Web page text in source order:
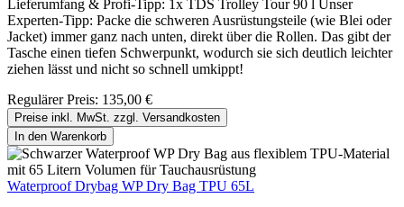
Lieferumfang & Profi-Tipp: 1x TDS Trolley Tour 90 l Unser
Experten-Tipp: Packe die schweren Ausrüstungsteile (wie Blei oder
Jacket) immer ganz nach unten, direkt über die Rollen. Das gibt der
Tasche einen tiefen Schwerpunkt, wodurch sie sich deutlich leichter
ziehen lässt und nicht so schnell umkippt!
Regulärer Preis: 135,00 €
Preise inkl. MwSt. zzgl. Versandkosten
In den Warenkorb
Waterproof Drybag WP Dry Bag TPU 65L